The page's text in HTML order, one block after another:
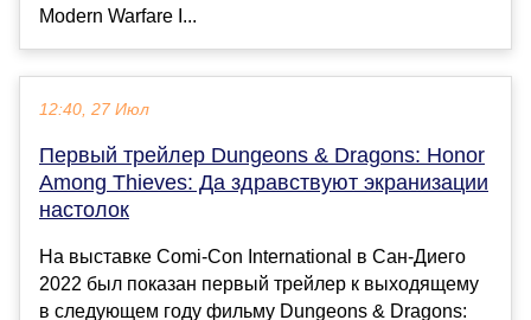
Modern Warfare I...
12:40, 27 Июл
Первый трейлер Dungeons & Dragons: Honor
Among Thieves: Да здравствуют экранизации
настолок
На выставке Comi-Con International в Сан-Диего
2022 был показан первый трейлер к выходящему
в следующем году фильму Dungeons & Dragons: